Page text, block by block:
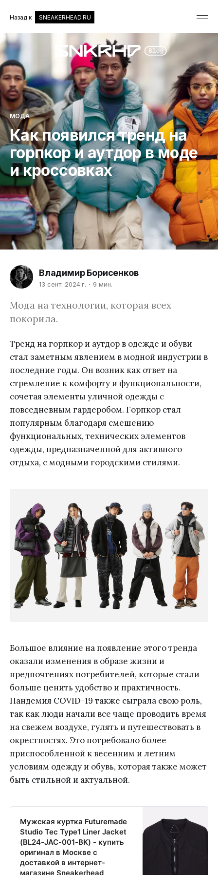
Назад к SNEAKERHEAD.RU
МОДА
Как появился тренд на
горпкор и аутдор в моде
и кроссовках
Владимир Борисенков
13 сент. 2024 г. 9 мин.
Мода на технологии, которая всех
покорила.
Тренд на горпкор и аутдор в одежде и обуви
стал заметным явлением в модной индустрии в
последние годы. Он возник как ответ на
стремление к комфорту и функциональности,
сочетая элементы уличной одежды с
повседневным гардеробом. Горпкор стал
популярным благодаря смешению
функциональных, технических элементов
одежды, предназначенной для активного
отдыха, с модными городскими стилями.
Большое влияние на появление этого тренда
оказали изменения в образе жизни и
предпочтениях потребителей, которые стали
больше ценить удобство и практичность.
Пандемия COVID-19 также сыграла свою роль,
так как люди начали все чаще проводить время
на свежем воздухе, гулять и путешествовать в
окрестностях. Это потребовало более
приспособленной к весенним и летним
условиям одежду и обувь, которая также может
быть стильной и актуальной.
Мужская куртка Futuremade
Studio Tec Type1 Liner Jacket
(BL24-JAC-001-BK) - купить
оригинал в Москве с
доставкой в интернет-
магазине Sneakerhead